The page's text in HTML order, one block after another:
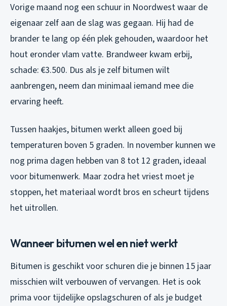
Vorige maand nog een schuur in Noordwest waar de
eigenaar zelf aan de slag was gegaan. Hij had de
brander te lang op één plek gehouden, waardoor het
hout eronder vlam vatte. Brandweer kwam erbij,
schade: €3.500. Dus als je zelf bitumen wilt
aanbrengen, neem dan minimaal iemand mee die
ervaring heeft.
Tussen haakjes, bitumen werkt alleen goed bij
temperaturen boven 5 graden. In november kunnen we
nog prima dagen hebben van 8 tot 12 graden, ideaal
voor bitumenwerk. Maar zodra het vriest moet je
stoppen, het materiaal wordt bros en scheurt tijdens
het uitrollen.
Wanneer bitumen wel en niet werkt
Bitumen is geschikt voor schuren die je binnen 15 jaar
misschien wilt verbouwen of vervangen. Het is ook
prima voor tijdelijke opslagschuren of als je budget